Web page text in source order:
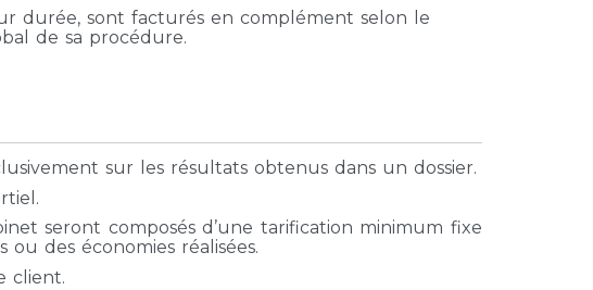
durée, sont facturés en complément selon le
de sa procédure.
sur les résultats obtenus dans un dossier.
seront composés d’une tarification minimum fixe
des économies réalisées.
client.